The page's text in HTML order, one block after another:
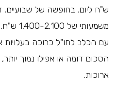
ש"ח ליום. בחופשה של
משמעותי
עם הכלב לחו"ל כרוכה בעלויות
הסכום דומה או אפילו נמוך
ארוכות.